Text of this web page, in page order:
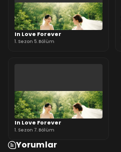
In Love Forever
1. Sezon 5. Bölüm
In Love Forever
1. Sezon 7. Bölüm
Yorumlar